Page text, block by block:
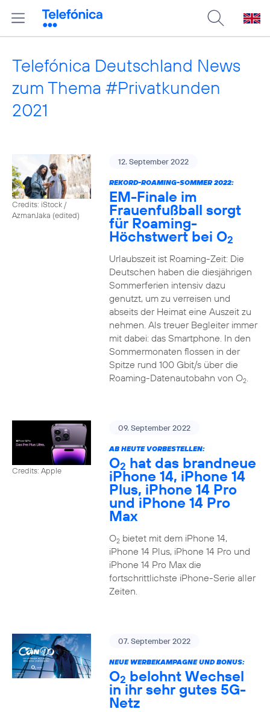
Telefónica Deutschland News
zum Thema #Privatkunden
2021
Credits: iStock /
AzmanJaka (edited)
12. September 2022
REKORD-ROAMING-SOMMER 2022:
EM-Finale im
Frauenfußball sorgt
für Roaming-
Höchstwert bei O2
Urlaubszeit ist Roaming-Zeit: Die
Deutschen haben die diesjährigen
Sommerferien intensiv dazu
genutzt, um zu verreisen und
abseits der Heimat eine Auszeit zu
nehmen. Als treuer Begleiter immer
mit dabei: das Smartphone. In den
Sommermonaten flossen in der
Spitze rund 100 Gbit/s über die
Roaming-Datenautobahn von O2.
Credits: Apple
09. September 2022
AB HEUTE VORBESTELLEN:
O2 hat das brandneue
iPhone 14, iPhone 14
Plus, iPhone 14 Pro
und iPhone 14 Pro
Max
O2bietet mit dem iPhone 14,
iPhone 14 Plus, iPhone 14 Pro und
iPhone 14 Pro Max die
fortschrittlichste iPhone-Serie aller
Zeiten.
07. September 2022
NEUE WERBEKAMPAGNE UND BONUS:
O2 belohnt Wechsel
in ihr sehr gutes 5G-
Netz